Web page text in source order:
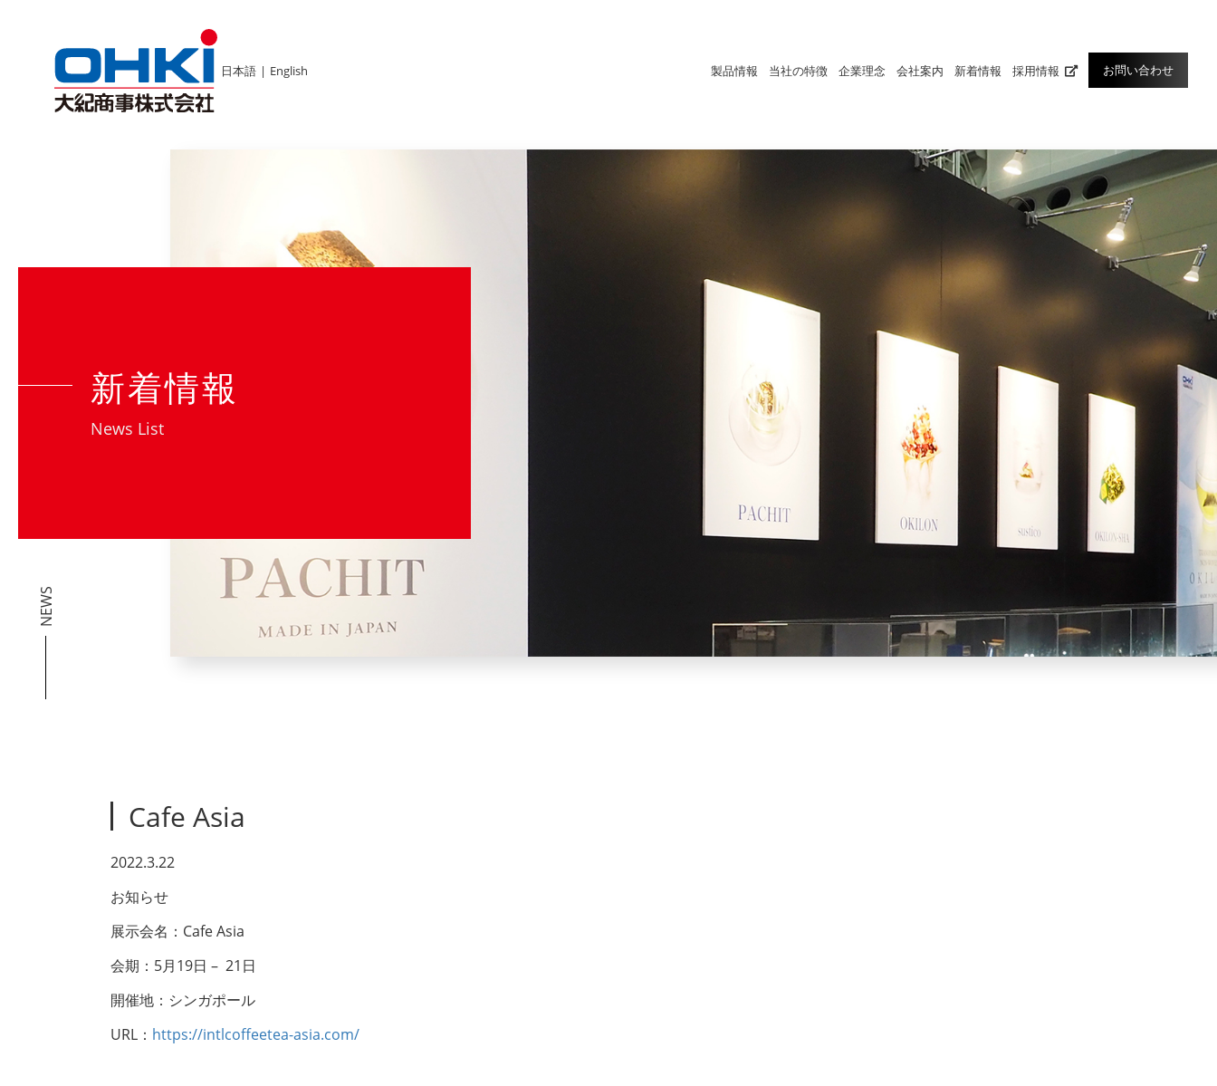
日本語 | English 製品情報 当社の特徴 企業理念 会社案内 新着情報 採用情報 お問い合わせ
新着情報
News List
NEWS
Cafe Asia
2022.3.22
お知らせ
展示会名：Cafe Asia
会期：5月19日 – 21日
開催地：シンガポール
URL： https://intlcoffeetea-asia.com/